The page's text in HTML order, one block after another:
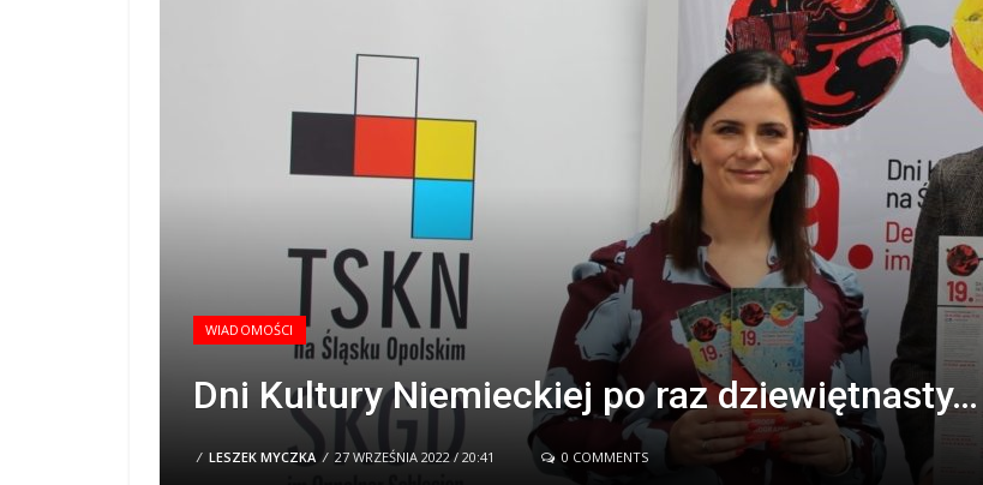
WIADOMOŚCI
Dni Kultury Niemieckiej po raz dziewiętnasty…
/ LESZEK MYCZKA / 27 WRZEŚNIA 2022 / 20:41 0 COMMENTS